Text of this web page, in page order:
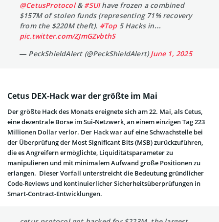
@CetusProtocol& #SUIhave frozen a combined
$157M of stolen funds (representing 71% recovery
from the $220M theft). #Top5 Hacks in…
pic.twitter.com/ZJmGZvbthS
— PeckShieldAlert (@PeckShieldAlert)June 1, 2025
Cetus DEX-Hack war der größte im Mai
Der größte Hack des Monats ereignete sich am 22. Mai, als Cetus,
eine dezentrale Börse im Sui-Netzwerk, an einem einzigen Tag 223
Millionen Dollar verlor. Der Hack war auf eine Schwachstelle bei
der Überprüfung der Most Significant Bits (MSB) zurückzuführen,
die es Angreifern ermöglichte, Liquiditätsparameter zu
manipulieren und mit minimalem Aufwand große Positionen zu
erlangen. Dieser Vorfall unterstreicht die Bedeutung gründlicher
Code-Reviews und kontinuierlicher Sicherheitsüberprüfungen in
Smart-Contract-Entwicklungen.